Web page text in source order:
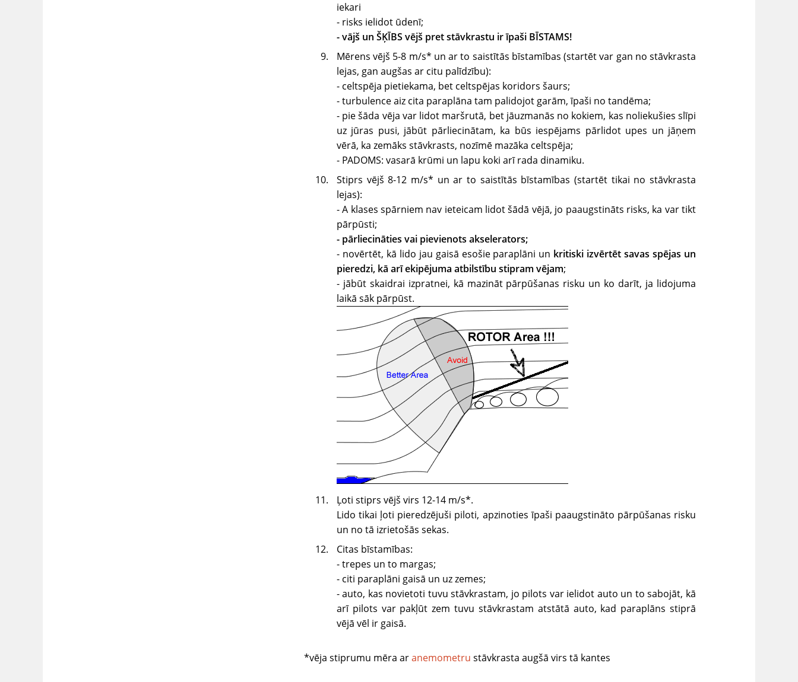
iekari
- risks ielidot ūdenī;
- vājš un ŠĶĪBS vējš pret stāvkrastu ir īpaši BĪSTAMS!
Mērens vējš 5-8 m/s* un ar to saistītās bīstamības (startēt var gan no stāvkrasta
lejas, gan augšas ar citu palīdzību):
- celtspēja pietiekama, bet celtspējas koridors šaurs;
- turbulence aiz cita paraplāna tam palidojot garām, īpaši no tandēma;
- pie šāda vēja var lidot maršrutā, bet jāuzmanās no kokiem, kas noliekušies slīpi
uz jūras pusi, jābūt pārliecinātam, ka būs iespējams pārlidot upes un jāņem
vērā, ka zemāks stāvkrasts, nozīmē mazāka celtspēja;
- PADOMS: vasarā krūmi un lapu koki arī rada dinamiku.
Stiprs vējš 8-12 m/s* un ar to saistītās bīstamības (startēt tikai no stāvkrasta
lejas):
- A klases spārniem nav ieteicam lidot šādā vējā, jo paaugstināts risks, ka var tikt
pārpūsti;
- pārliecināties vai pievienots akselerators;
- novērtēt, kā lido jau gaisā esošie paraplāni un kritiski izvērtēt savas spējas un
pieredzi, kā arī ekipējuma atbilstību stipram vējam;
- jābūt skaidrai izpratnei, kā mazināt pārpūšanas risku un ko darīt, ja lidojuma
laikā sāk pārpūst.
Ļoti stiprs vējš virs 12-14 m/s*.
Lido tikai ļoti pieredzējuši piloti, apzinoties īpaši paaugstināto pārpūšanas risku
un no tā izrietošās sekas.
Citas bīstamības:
- trepes un to margas;
- citi paraplāni gaisā un uz zemes;
- auto, kas novietoti tuvu stāvkrastam, jo pilots var ielidot auto un to sabojāt, kā
arī pilots var pakļūt zem tuvu stāvkrastam atstātā auto, kad paraplāns stiprā
vējā vēl ir gaisā.
*vēja stiprumu mēra aranemometru stāvkrasta augšā virs tā kantes